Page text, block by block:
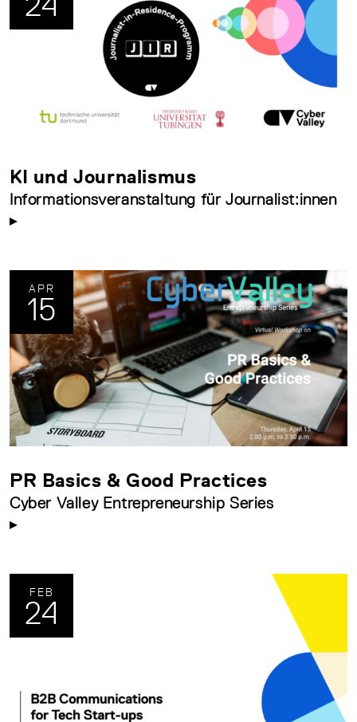
KI und Journalismus
Informationsveranstaltung für Journalist:innen
APR
15
PR Basics & Good Practices
Cyber Valley Entrepreneurship Series
FEB
24